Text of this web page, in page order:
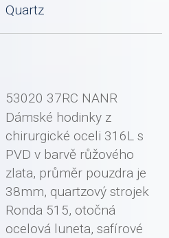
Quartz
53020 37RC NANR
Dámské hodinky z
chirurgické oceli 316L s
PVD v barvě růžového
zlata, průměr pouzdra je
38mm, quartzový strojek
Ronda 515, otočná
ocelová luneta, safírové